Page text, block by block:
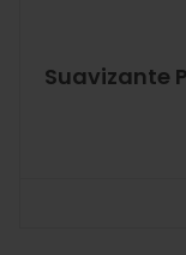
Suavizante